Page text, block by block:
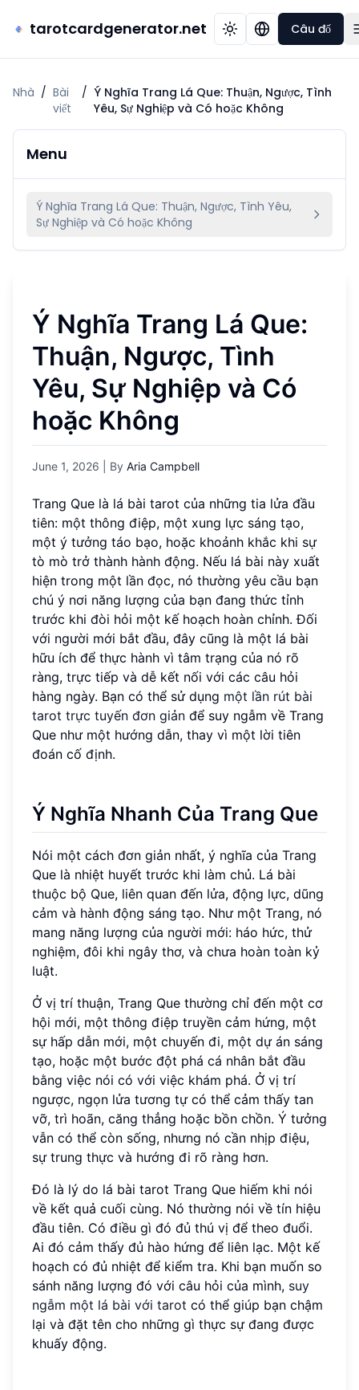
tarotcardgenerator.net Câu đố
Nhà / Bài
viết
/ Ý Nghĩa Trang Lá Que: Thuận, Ngược, Tình
Yêu, Sự Nghiệp và Có hoặc Không
Menu
Ý Nghĩa Trang Lá Que: Thuận, Ngược, Tình Yêu,
Sự Nghiệp và Có hoặc Không
Ý Nghĩa Trang Lá Que:
Thuận, Ngược, Tình
Yêu, Sự Nghiệp và Có
hoặc Không
June 1, 2026 | By Aria Campbell
Trang Que là lá bài tarot của những tia lửa đầu
tiên: một thông điệp, một xung lực sáng tạo,
một ý tưởng táo bạo, hoặc khoảnh khắc khi sự
tò mò trở thành hành động. Nếu lá bài này xuất
hiện trong một lần đọc, nó thường yêu cầu bạn
chú ý nơi năng lượng của bạn đang thức tỉnh
trước khi đòi hỏi một kế hoạch hoàn chỉnh. Đối
với người mới bắt đầu, đây cũng là một lá bài
hữu ích để thực hành vì tâm trạng của nó rõ
ràng, trực tiếp và dễ kết nối với các câu hỏi
hàng ngày. Bạn có thể sử dụng một lần rút bài
tarot trực tuyến đơn giản để suy ngẫm về Trang
Que như một hướng dẫn, thay vì một lời tiên
đoán cố định.
Ý Nghĩa Nhanh Của Trang Que
Nói một cách đơn giản nhất, ý nghĩa của Trang
Que là nhiệt huyết trước khi làm chủ. Lá bài
thuộc bộ Que, liên quan đến lửa, động lực, dũng
cảm và hành động sáng tạo. Như một Trang, nó
mang năng lượng của người mới: háo hức, thử
nghiệm, đôi khi ngây thơ, và chưa hoàn toàn kỷ
luật.
Ở vị trí thuận, Trang Que thường chỉ đến một cơ
hội mới, một thông điệp truyền cảm hứng, một
sự hấp dẫn mới, một chuyến đi, một dự án sáng
tạo, hoặc một bước đột phá cá nhân bắt đầu
bằng việc nói có với việc khám phá. Ở vị trí
ngược, ngọn lửa tương tự có thể cảm thấy tan
vỡ, trì hoãn, căng thẳng hoặc bồn chồn. Ý tưởng
vẫn có thể còn sống, nhưng nó cần nhịp điệu,
sự trung thực và hướng đi rõ ràng hơn.
Đó là lý do lá bài tarot Trang Que hiếm khi nói
về kết quả cuối cùng. Nó thường nói về tín hiệu
đầu tiên. Có điều gì đó đủ thú vị để theo đuổi.
Ai đó cảm thấy đủ hào hứng để liên lạc. Một kế
hoạch có đủ nhiệt để kiểm tra. Khi bạn muốn so
sánh năng lượng đó với câu hỏi của mình, suy
ngẫm một lá bài với tarot có thể giúp bạn chậm
lại và đặt tên cho những gì thực sự đang được
khuấy động.